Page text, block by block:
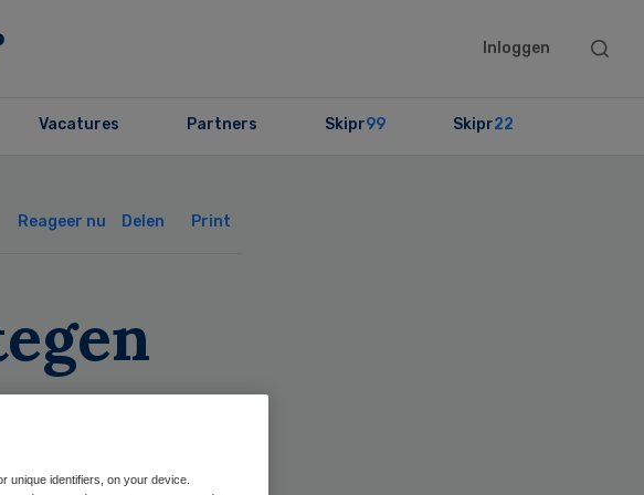
Inloggen
Search
Vacatures Partners Skipr99 Skipr22
Reageer nu Delen Print
unique identifiers, on your device.